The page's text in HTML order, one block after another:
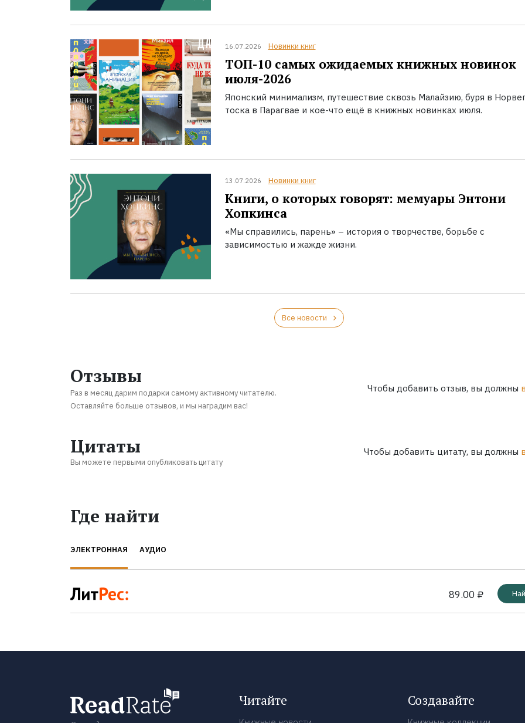
16.07.2026 Новинки книг
ТОП-10 самых ожидаемых книжных новинок
июля-2026
Японский минимализм, путешествие сквозь Малайзию, буря в
тоска в Парагвае и кое-что ещё в книжных новинках июля.
13.07.2026 Новинки книг
Книги, о которых говорят: мемуары Энтони
Хопкинса
«Мы справились, парень» – история о творчестве, борьбе с
зависимостью и жажде жизни.
Все новости
Отзывы
Раз в месяц дарим подарки самому активному читателю.
Оставляйте больше отзывов, и мы наградим вас!
Чтобы добавить отзыв, вы должны
Цитаты
Вы можете первыми опубликовать цитату
Чтобы добавить цитату, вы должны
Где найти
ЭЛЕКТРОННАЯ АУДИО
89.00 ₽
Читайте Создавайте